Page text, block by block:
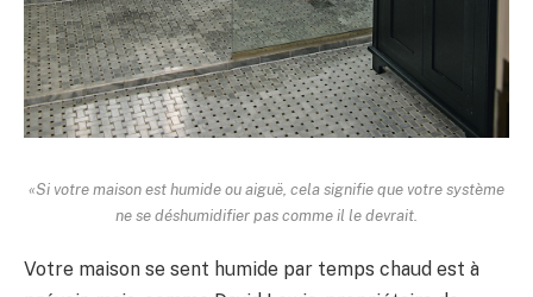
«Si votre maison est humide ou aiguë, cela signifie que votre système
ne se déshumidifier pas comme il le devrait.
Votre maison se sent humide par temps chaud est à